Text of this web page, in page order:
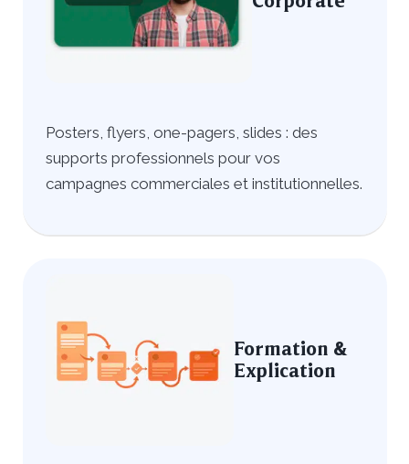
Posters, flyers, one-pagers, slides : des
supports professionnels pour vos
campagnes commerciales et institutionnelles.
Formation &
Explication